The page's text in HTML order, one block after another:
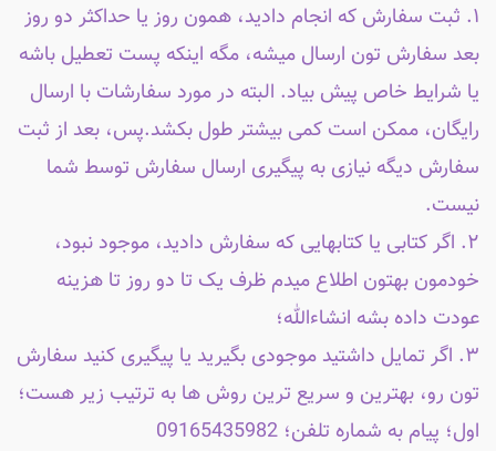
۱. ثبت سفارش که انجام دادید، همون روز یا حداکثر دو روز
بعد سفارش تون ارسال میشه، مگه اینکه پست تعطیل باشه
یا شرایط خاص پیش بیاد. البته در مورد سفارشات با ارسال
رایگان، ممکن است کمی بیشتر طول بکشد.پس، بعد از ثبت
سفارش دیگه نیازی به پیگیری ارسال سفارش توسط شما
نیست.
۲. اگر کتابی یا کتابهایی که سفارش دادید، موجود نبود،
خودمون بهتون اطلاع میدم ظرف یک تا دو روز تا هزینه
عودت داده بشه انشاءالله؛
۳. اگر تمایل داشتید موجودی بگیرید یا پیگیری کنید سفارش
تون رو، بهترین و سریع ترین روش ها به ترتیب زیر هست؛
اول؛ پیام به شماره تلفن؛ 09165435982